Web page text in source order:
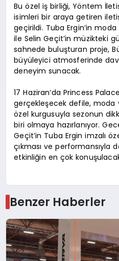
Bu özel iş birliği, Yöntem
isimleri bir araya getiren
geçirildi. Tuba Ergin’in
ile Selin Geçit’in müzikteki
sahnede buluşturan proje,
büyüleyici atmosferinde
deneyim sunacak.
17 Haziran’da Princess
gerçekleşecek defile,
özel kurgusuyla sezonun
biri olmaya hazırlanıyor.
Geçit’in Tuba Ergin imzalı
çıkması ve performansıyla
etkinliğin en çok
Benzer Haberler